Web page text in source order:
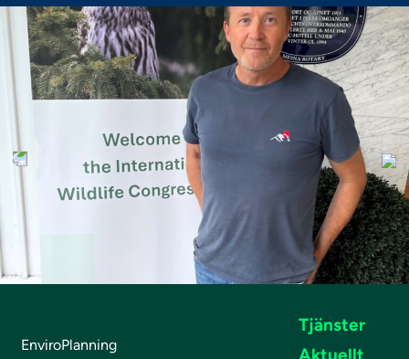
EnviroPlanning
Tjänster
Aktuellt